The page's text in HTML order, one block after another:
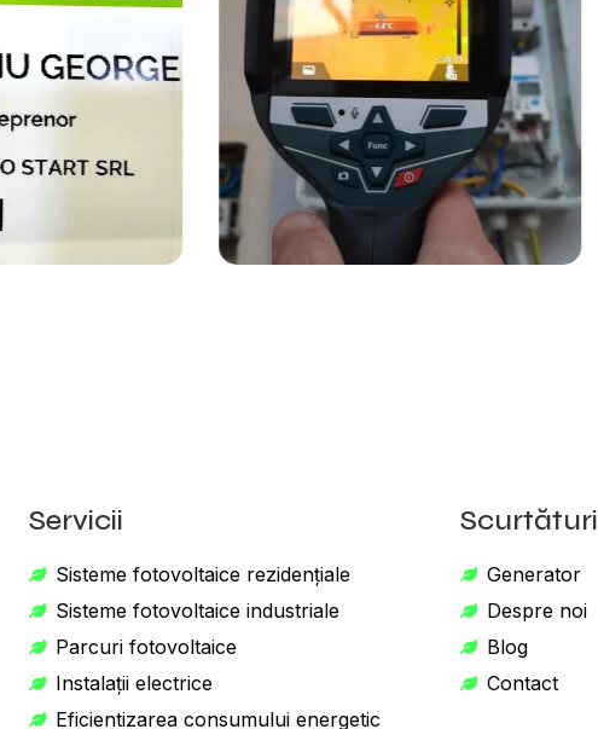
Servicii
Sisteme fotovoltaice rezidențiale
Sisteme fotovoltaice industriale
Parcuri fotovoltaice
Instalații electrice
Eficientizarea consumului energetic
Scurtături
Generator
Despre noi
Blog
Contact